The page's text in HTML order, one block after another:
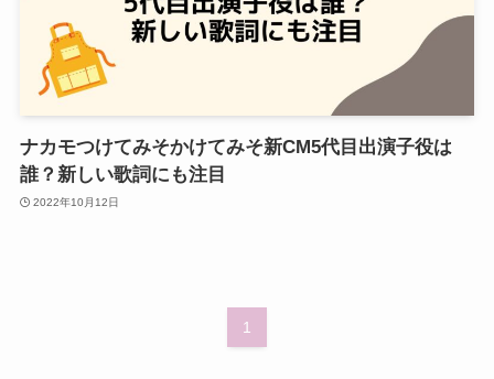
ナカモつけてみそかけてみそ新CM5代目出演子役は
誰？新しい歌詞にも注目
2022年10月12日
1